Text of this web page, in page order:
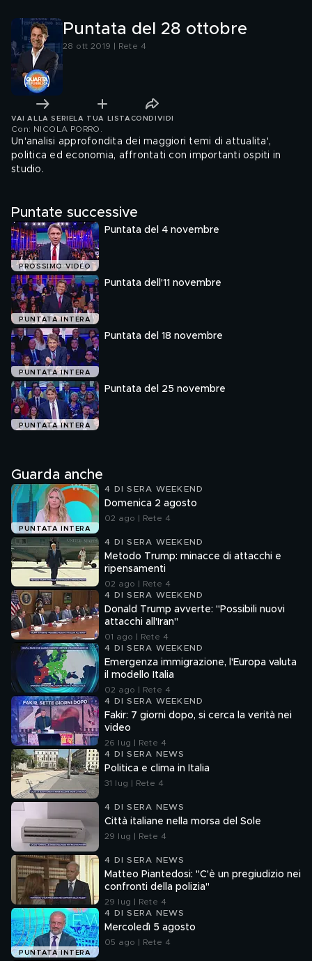
Puntata del 28 ottobre
28 ott 2019 | Rete 4
VAI ALLA SERIE LA TUA LISTA CONDIVIDI
Con: NICOLA PORRO
Un'analisi approfondita dei maggiori temi di attualita',
politica ed economia, affrontati con importanti ospiti in
studio.
Puntate successive
PROSSIMO VIDEO
Puntata del 4 novembre
PUNTATA INTERA
Puntata dell'11 novembre
PUNTATA INTERA
Puntata del 18 novembre
PUNTATA INTERA
Puntata del 25 novembre
Guarda anche
PUNTATA INTERA
4 DI SERA WEEKEND
Domenica 2 agosto
02 ago | Rete 4
4 DI SERA WEEKEND
Metodo Trump: minacce di attacchi e
ripensamenti
02 ago | Rete 4
4 DI SERA WEEKEND
Donald Trump avverte: "Possibili nuovi
attacchi all'Iran"
01 ago | Rete 4
4 DI SERA WEEKEND
Emergenza immigrazione, l'Europa valuta
il modello Italia
02 ago | Rete 4
4 DI SERA WEEKEND
Fakir: 7 giorni dopo, si cerca la verità nei
video
26 lug | Rete 4
4 DI SERA NEWS
Politica e clima in Italia
31 lug | Rete 4
4 DI SERA NEWS
Città italiane nella morsa del Sole
29 lug | Rete 4
4 DI SERA NEWS
Matteo Piantedosi: "C'è un pregiudizio nei
confronti della polizia"
29 lug | Rete 4
PUNTATA INTERA
4 DI SERA NEWS
Mercoledì 5 agosto
05 ago | Rete 4